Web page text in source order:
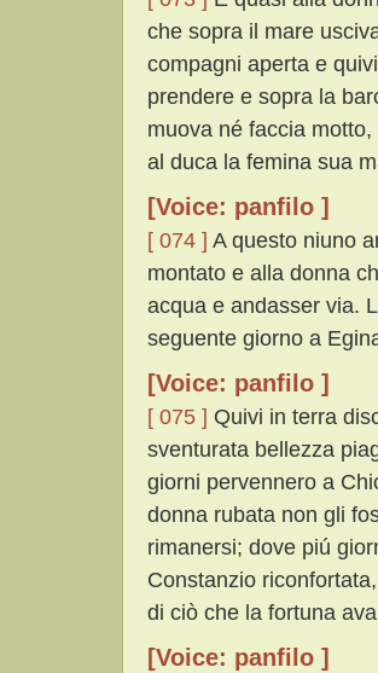
che sopra il mare
compagni aperta e
prendere e sopra la
muova né faccia
al duca la femina sua
[Voice: panfilo ]
[ 074 ] A questo niuno
montato e alla donna
acqua e andasser via.
seguente giorno a
[Voice: panfilo ]
[ 075 ] Quivi in terra
sventurata bellezza
giorni pervennero a
donna rubata non gli
rimanersi; dove piú
Constanzio
di ciò che la fortuna
[Voice: panfilo ]